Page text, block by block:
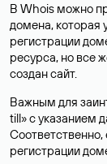
В Whois можно
домена, которая
регистрации
ресурса, но все
создан сайт.
Важным для
till» с указанием
Соответственно,
регистрации